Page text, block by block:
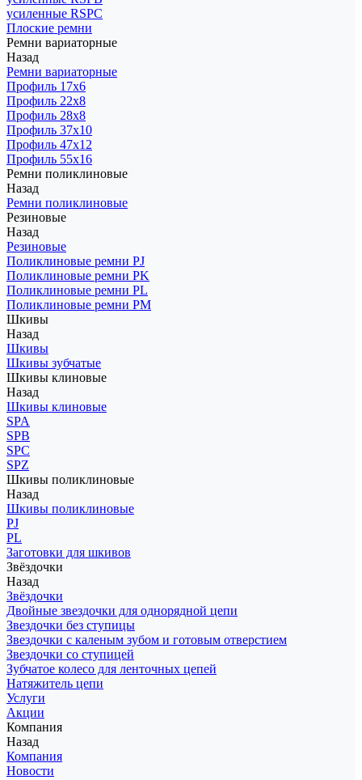
усиленные RSPC
Плоские ремни
Ремни вариаторные
Назад
Ремни вариаторные
Профиль 17x6
Профиль 22x8
Профиль 28x8
Профиль 37x10
Профиль 47x12
Профиль 55x16
Ремни поликлиновые
Назад
Ремни поликлиновые
Резиновые
Назад
Резиновые
Поликлиновые ремни PJ
Поликлиновые ремни PK
Поликлиновые ремни PL
Поликлиновые ремни PM
Шкивы
Назад
Шкивы
Шкивы зубчатые
Шкивы клиновые
Назад
Шкивы клиновые
SPA
SPB
SPC
SPZ
Шкивы поликлиновые
Назад
Шкивы поликлиновые
PJ
PL
Заготовки для шкивов
Звёздочки
Назад
Звёздочки
Двойные звездочки для однорядной цепи
Звездочки без ступицы
Звездочки с каленым зубом и готовым отверстием
Звездочки со ступицей
Зубчатое колесо для ленточных цепей
Натяжитель цепи
Услуги
Акции
Компания
Назад
Компания
Новости